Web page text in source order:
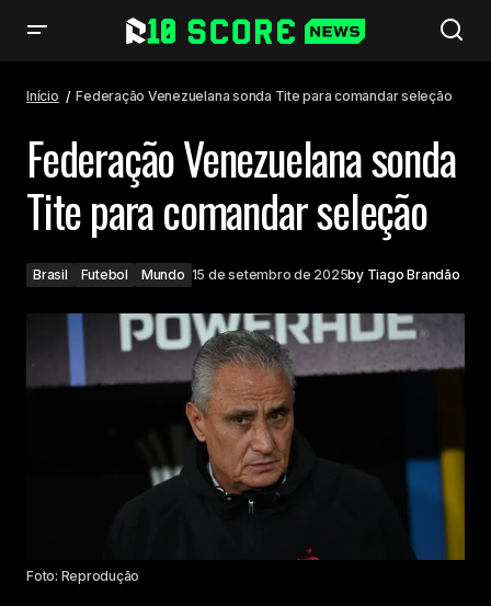
Início Federação Venezuelana sonda Tite para comandar seleção
Federação Venezuelana sonda
Tite para comandar seleção
Brasil Futebol Mundo 15 de setembro de 2025by Tiago Brandão
Foto: Reprodução